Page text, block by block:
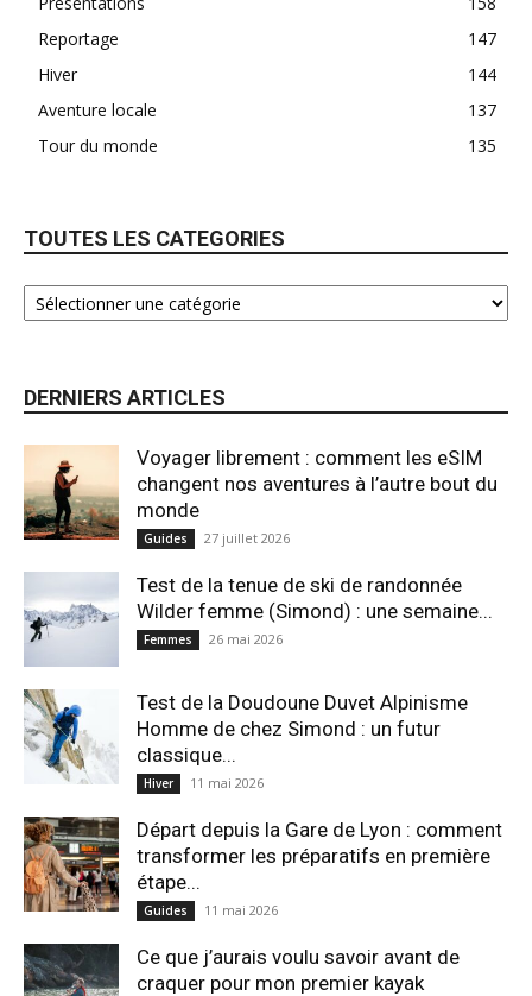
Reportage
147
Hiver
144
Aventure locale
137
Tour du monde
135
TOUTES LES CATEGORIES
DERNIERS ARTICLES
Voyager librement : comment les eSIM
changent nos aventures à l’autre bout du
monde
Guides 27 juillet 2026
Test de la tenue de ski de randonnée
Wilder femme (Simond) : une semaine...
Femmes 26 mai 2026
Test de la Doudoune Duvet Alpinisme
Homme de chez Simond : un futur
classique...
Hiver 11 mai 2026
Départ depuis la Gare de Lyon : comment
transformer les préparatifs en pre⁠mière
étape...
Guides 11 mai 2026
Ce que j’aurais voulu savoir avant de
craquer pour mon premier kayak